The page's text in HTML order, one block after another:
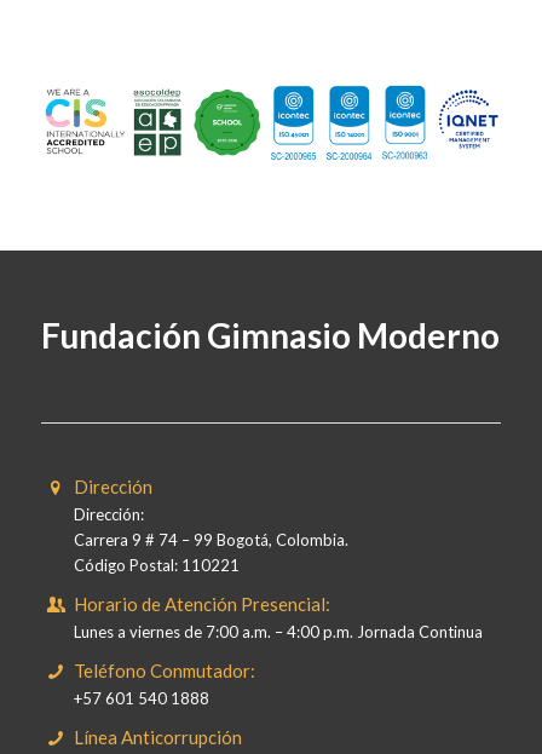
Fundación Gimnasio Moderno
Dirección
Dirección:
Carrera 9 # 74 – 99 Bogotá, Colombia.
Código Postal: 110221
Horario de Atención Presencial:
Lunes a viernes de 7:00 a.m. – 4:00 p.m. Jornada Continua
Teléfono Conmutador:
+57 601 540 1888
Línea Anticorrupción